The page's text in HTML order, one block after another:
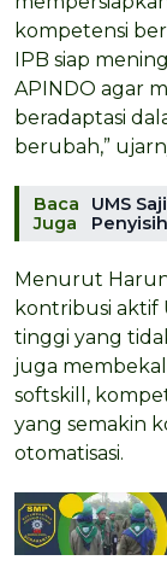
kompetensi
IPB siap
APINDO agar
beradaptasi
berubah,”
Baca
Juga
UMS
Menurut
kontribusi aktif
tinggi yang
juga
softskill,
yang semakin
otomatisasi.